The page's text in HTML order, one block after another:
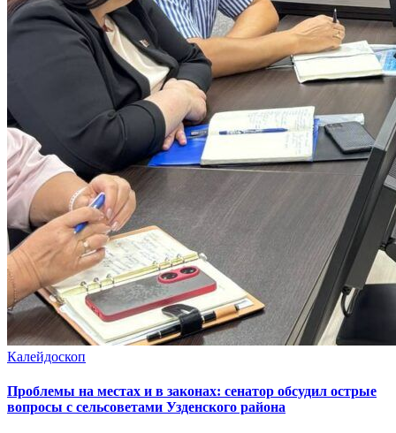
Калейдоскоп
Проблемы на местах и в законах: сенатор обсудил острые
вопросы с сельсоветами Узденского района